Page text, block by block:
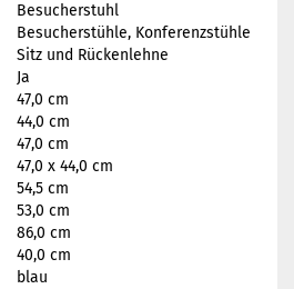
Besucherstuhl
Besucherstühle, Konferenzstühle
Sitz und Rückenlehne
Ja
47,0 cm
44,0 cm
47,0 cm
47,0 x 44,0 cm
54,5 cm
53,0 cm
86,0 cm
40,0 cm
blau